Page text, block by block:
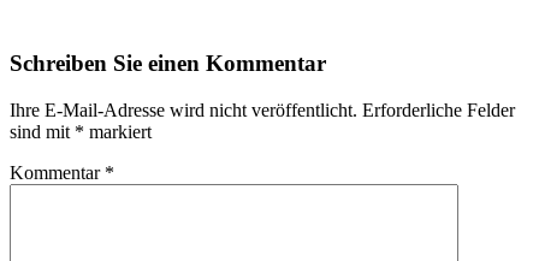
Schreiben Sie einen Kommentar
Ihre E-Mail-Adresse wird nicht veröffentlicht. Erforderliche Felder
sind mit * markiert
Kommentar *